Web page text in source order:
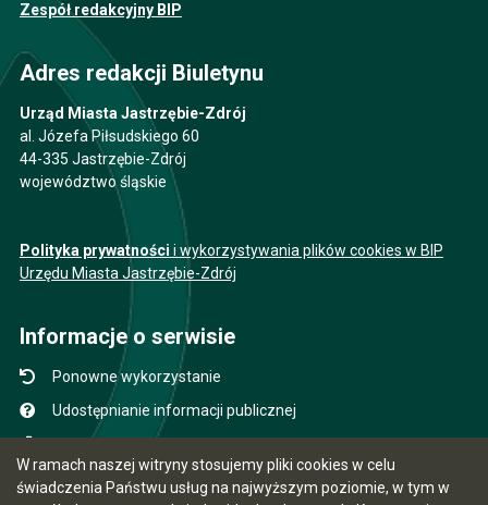
W ramach naszej witryny stosujemy pliki cookies w celu
świadczenia Państwu usług na najwyższym poziomie, w tym w
Zespół redakcyjny BIP
Adres redakcji Biuletynu
Urząd Miasta Jastrzębie-Zdrój
al. Józefa Piłsudskiego 60
44-335 Jastrzębie-Zdrój
województwo śląskie
Polityka prywatności i wykorzystywania plików cookies w BIP
Urzędu Miasta Jastrzębie-Zdrój
Informacje o serwisie
Ponowne wykorzystanie
Udostępnianie informacji publicznej
Instrukcja obsługi